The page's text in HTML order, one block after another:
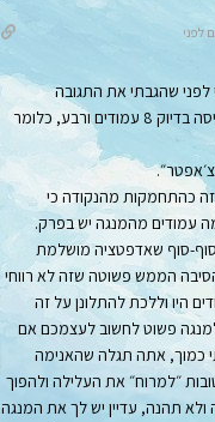
שהגבתי את התגובה
הקודמת התפדחתי. בדקתי עכשיו שוב והפרק כיסה בדיוק 8 עמודים ורבע, כלומר
כהתחמקות מהנקודה כי
עמודים מהמנגה יש בפרק.
סוף-סוף שאדפטציה מושלמת
הממש פשוטה שזה לא רווחי
היו וללכת להתלונן על זה
פשוט לחשוב לעצמכם אם
כמוך, אתה תגלה שהאנימה
״למרוח״ את העלילה ולהפוך
ולא תהנה, עדיין יש לך את המנגה